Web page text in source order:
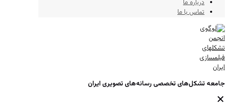
درباره ما
تماس با ما
جامعه تشکل‌های تخصصی رسانه‌های تصویری ایران
✕